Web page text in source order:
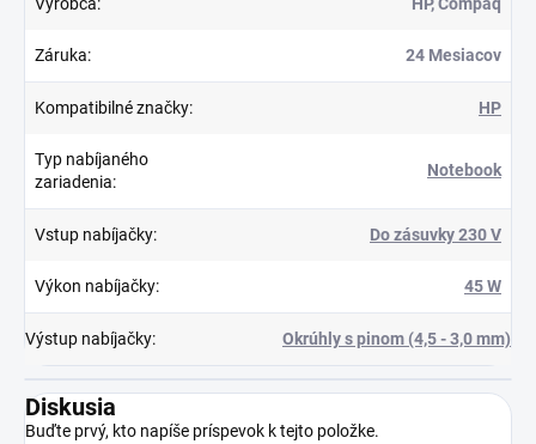
Záruka: 24 Mesiacov
Kompatibilné značky: HP
Typ nabíjaného
zariadenia:
Notebook
Vstup nabíjačky: Do zásuvky 230 V
Výkon nabíjačky: 45 W
Výstup nabíjačky: Okrúhly s pinom (4,5 - 3,0 mm)
Diskusia
Buďte prvý, kto napíše príspevok k tejto položke.